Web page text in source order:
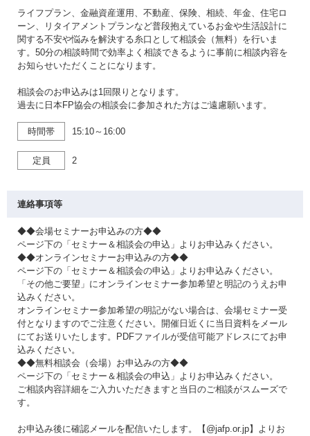
ライフプラン、金融資産運用、不動産、保険、相続、年金、住宅ロ
ーン、リタイアメントプランなど普段抱えているお金や生活設計に
関する不安や悩みを解決する糸口として相談会（無料）を行いま
す。50分の相談時間で効率よく相談できるように事前に相談内容を
お知らせいただくことになります。
相談会のお申込みは1回限りとなります。
過去に日本FP協会の相談会に参加された方はご遠慮願います。
時間帯 15:10～16:00
定員 2
連絡事項等
◆◆会場セミナーお申込みの方◆◆
ページ下の「セミナー＆相談会の申込」よりお申込みください。
◆◆オンラインセミナーお申込みの方◆◆
ページ下の「セミナー＆相談会の申込」よりお申込みください。
「その他ご要望」にオンラインセミナー参加希望と明記のうえお申
込みください。
オンラインセミナー参加希望の明記がない場合は、会場セミナー受
付となりますのでご注意ください。開催日近くに当日資料をメール
にてお送りいたします。PDFファイルが受信可能アドレスにてお申
込みください。
◆◆無料相談会（会場）お申込みの方◆◆
ページ下の「セミナー＆相談会の申込」よりお申込みください。
ご相談内容詳細をご入力いただきますと当日のご相談がスムーズで
す。
お申込み後に確認メールを配信いたします。【@jafp.or.jp】よりお